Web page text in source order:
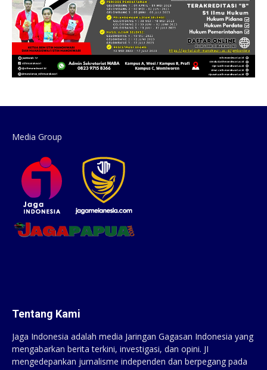
Media Group
Tentang Kami
Jaga Indonesia adalah media Jaringan Gagasan Indonesia yang
mengabarkan berita terkini, investigasi, dan opini. JI
mengedepankan jurnalisme independen dan berpegang pada